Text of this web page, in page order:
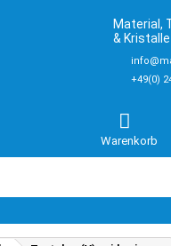
Material,
& Kristalle
+49(0)
Warenkorb